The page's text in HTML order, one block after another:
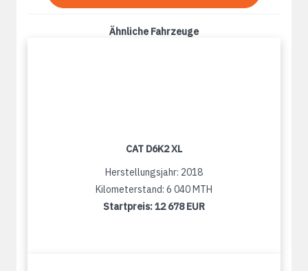
Ähnliche Fahrzeuge
CAT D6K2 XL
Herstellungsjahr: 2018
Kilometerstand: 6 040 MTH
Startpreis:12 678 EUR